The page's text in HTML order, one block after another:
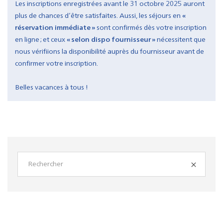
Les inscriptions enregistrées avant le 31 octobre 2025 auront
plus de chances d’être satisfaites. Aussi, les séjours en «
réservation immédiate » sont confirmés dès votre inscription
en ligne ; et ceux « selon dispo fournisseur » nécessitent que
nous vérifiions la disponibilité auprès du fournisseur avant de
confirmer votre inscription.
Belles vacances à tous !